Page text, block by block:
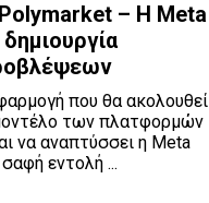
– Η Meta
που θα ακολουθεί
των πλατφορμών
να αναπτύσσει η Meta
εντολή ...